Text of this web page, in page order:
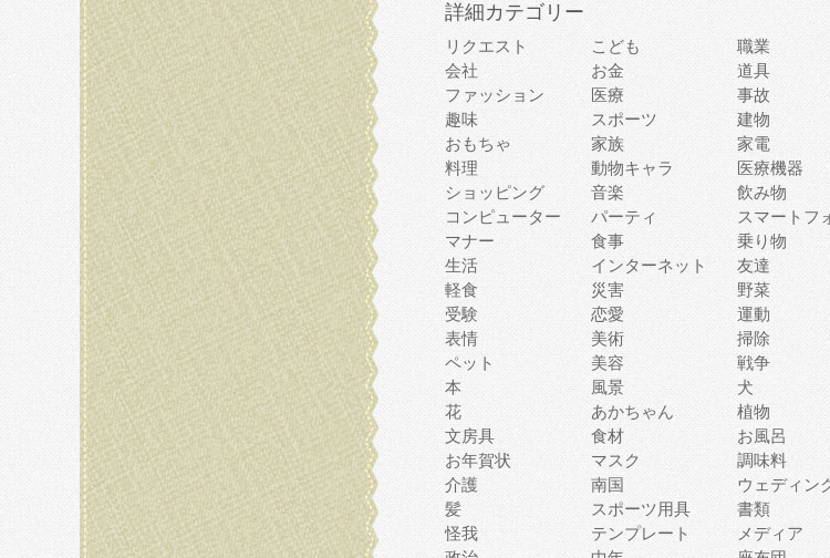
詳細カテゴリー
リクエスト こども 職業
会社
お金 道具
ファッション
医療 事故
趣味
スポーツ 建物
おもちゃ
家族 家電
料理
動物キャラ 医療機器
ショッピング
音楽 飲み物
コンピューター
パーティ スマートフ
マナー
食事 乗り物
生活
インターネット 友達
軽食
災害 野菜
受験
恋愛 運動
表情
美術 掃除
ペット
美容 戦争
本
風景 犬
花
あかちゃん 植物
文房具
食材 お風呂
お年賀状
マスク 調味料
介護
南国 ウェディン
髪
スポーツ用具 書類
怪我
テンプレート メディア